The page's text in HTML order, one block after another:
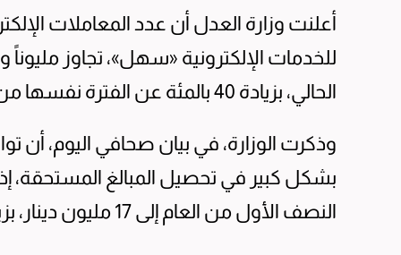
أعلنت وزارة العدل أن عدد المعاملات
الحالي، بزيادة 40 بالمئة عن الفترة نفسها من العام الماضي.
وذكرت الوزارة، في بيان صحافي اليوم،
بشكل كبير في تحصيل المبالغ المستحقة،
النصف الأول من العام إلى 17 مليون دينار، بزيادة 126 بالمئة عن الفترة نفسها من 2024.